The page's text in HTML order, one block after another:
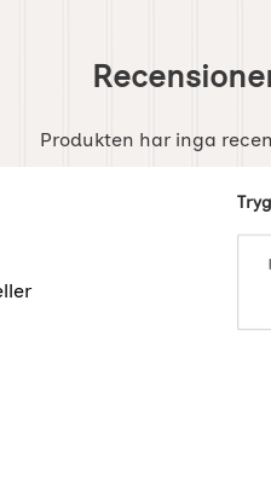
Produkten har inga